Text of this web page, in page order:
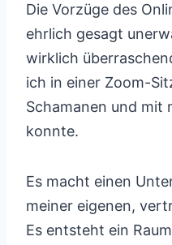
Die Vorzüge des
ehrlich gesagt
wirklich
ich in einer Zoom-
Schamanen und mit
konnte.
Es macht einen
meiner eigenen,
Es entsteht ein